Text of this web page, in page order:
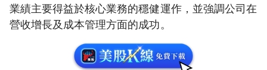
業績主要得益於核心業務的穩健運作，並強調公司在
營收增長及成本管理方面的成功。